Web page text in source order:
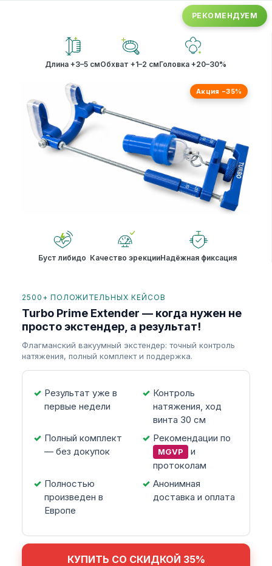
РЕКОМЕНДУЕМ
Длина +3–5 смОбхват +1–2 смГоловка +20–30%
Акция −35%
Буст либидо Качество эрекцииНадёжная фиксация
2500+ ПОЛОЖИТЕЛЬНЫХ КЕЙСОВ
Turbo Prime Extender — когда нужен не
просто экстендер, а результат!
Флагманский вакуумный экстендер: точный контроль
натяжения, полный комплект и поддержка.
Результат уже в
первые недели
Контроль
натяжения, ход
винта 30 см
Полный комплект
— без докупок
Рекомендации по
MGVP
и
протоколам
Полностью
произведен в
Европе
Анонимная
доставка и оплата
КУПИТЬ СО СКИДКОЙ 35%